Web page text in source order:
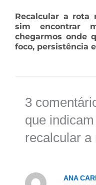
Recalcular a rota
sim encontrar
chegarmos onde
foco, persistência
3
que
recalcular a
ANA